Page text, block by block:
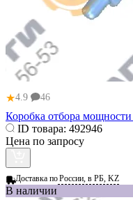
★4.9 46
Коробка отбора
ID товара: 492946
Цена по запросу
Доставка поРоссии, в РБ, KZ
В наличии